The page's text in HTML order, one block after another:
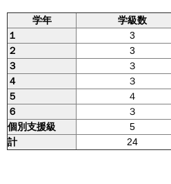
学年 学級数
１
3
２
3
３
３
４
３
５
４
６
３
個別支援級
5
計
24